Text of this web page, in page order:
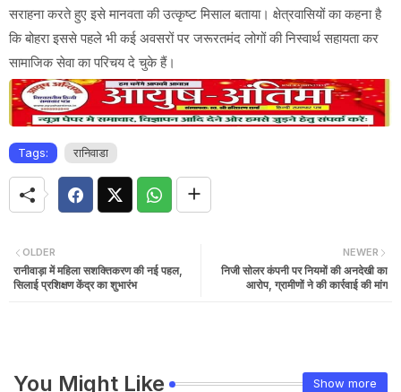
सराहना करते हुए इसे मानवता की उत्कृष्ट मिसाल बताया। क्षेत्रवासियों का कहना है
कि बोहरा इससे पहले भी कई अवसरों पर जरूरतमंद लोगों की निस्वार्थ सहायता कर
सामाजिक सेवा का परिचय दे चुके हैं।
Tags: रानिवाडा
NEWER
निजी सोलर कंपनी पर नियमों की अनदेखी का
आरोप, ग्रामीणों ने की कार्रवाई की मांग
OLDER
रानीवाड़ा में महिला सशक्तिकरण की नई पहल,
सिलाई प्रशिक्षण केंद्र का शुभारंभ
You Might Like Show more